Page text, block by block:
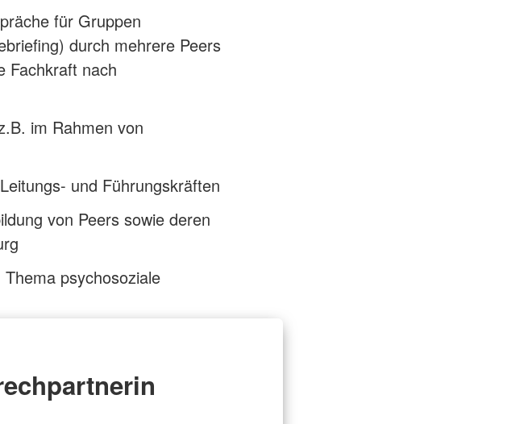
für Gruppen
durch mehrere Peers
Fachkraft nach
im Rahmen von
und Führungskräften
von Peers sowie deren
psychosoziale